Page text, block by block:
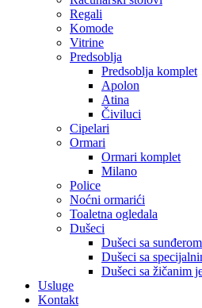
Regali
Komode
Vitrine
Predsoblja
Predsoblja komplet
Apolon
Atina
Čiviluci
Cipelari
Ormari
Ormari komplet
Milano
Police
Noćni ormarići
Toaletna ogledala
Dušeci
Dušeci sa sunđerom
Dušeci sa
Dušeci sa žičanim
Usluge
Kontakt